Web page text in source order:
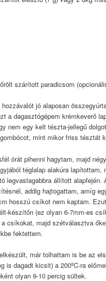
szárított paradicsom
jó alaposan
a dagasztógépem krémkeverő
nem egy kelt tészta-jellegű
mint mikor friss tésztát
órát pihenni hagytam, majd
téglalap alakúra lapítottam,
legvastagabbra állított alapfején.
addig hajtogattam, amíg
hosszú csíkot nem kaptam.
készítőn (ez olyan 6-7mm-es
csíkokat, majd szétválasztva
fektettem.
már tolhattam is be az
is dagadt kicsit) a 200ºC-ra
olyan 9-10 percig sültek.